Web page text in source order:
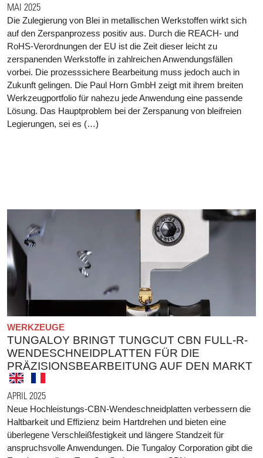
MAI 2025
Die Zulegierung von Blei in metallischen Werkstoffen wirkt sich
auf den Zerspanprozess positiv aus. Durch die REACH- und
RoHS-Verordnungen der EU ist die Zeit dieser leicht zu
zerspanenden Werkstoffe in zahlreichen Anwendungsfällen
vorbei. Die prozesssichere Bearbeitung muss jedoch auch in
Zukunft gelingen. Die Paul Horn GmbH zeigt mit ihrem breiten
Werkzeugportfolio für nahezu jede Anwendung eine passende
Lösung. Das Hauptproblem bei der Zerspanung von bleifreien
Legierungen, sei es (…)
WERKZEUGE
TUNGALOY BRINGT TUNGCUT CBN FULL-R-
WENDESCHNEIDPLATTEN FÜR DIE
PRÄZISIONSBEARBEITUNG AUF DEN MARKT
APRIL 2025
Neue Hochleistungs-CBN-Wendeschneidplatten verbessern die
Haltbarkeit und Effizienz beim Hartdrehen und bieten eine
überlegene Verschleißfestigkeit und längere Standzeit für
anspruchsvolle Anwendungen. Die Tungaloy Corporation gibt die